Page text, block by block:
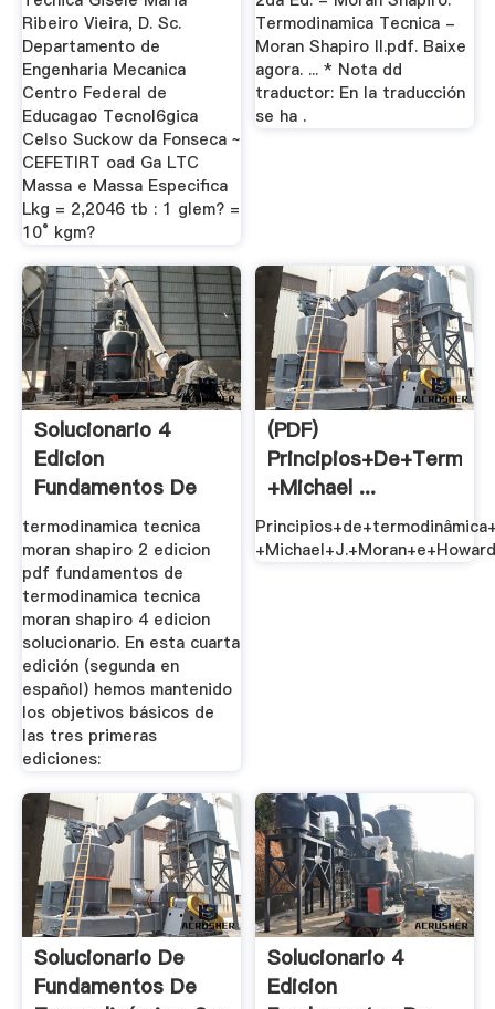
Ribeiro Vieira, D. Sc.
Departamento de
Engenharia Mecanica
Centro Federal de
Educagao Tecnol6gica
Celso Suckow da Fonseca ~
CEFETIRT oad Ga LTC
Massa e Massa Especifica
Lkg = 2,2046 tb : 1 glem? =
10° kgm?
Termodinamica Tecnica -
Moran Shapiro II.pdf. Baixe
agora. ... * Nota dd
traductor: En la traducción
se ha .
Solucionario 4
Edicion
Fundamentos De
Termodinamica ...
termodinamica tecnica
moran shapiro 2 edicion
pdf fundamentos de
termodinamica tecnica
moran shapiro 4 edicion
solucionario. En esta cuarta
edición (segunda en
español) hemos mantenido
los objetivos básicos de
las tres primeras
ediciones:
(PDF)
+Michael ...
Solucionario De
Fundamentos De
Solucionario 4
Edicion